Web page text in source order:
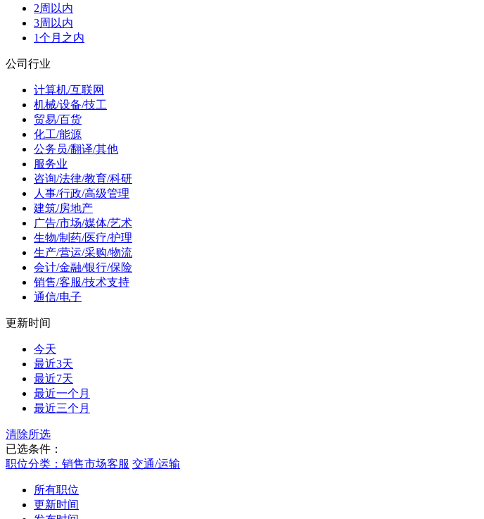
2周以内
3周以内
1个月之内
公司行业
计算机/互联网
机械/设备/技工
贸易/百货
化工/能源
公务员/翻译/其他
服务业
咨询/法律/教育/科研
人事/行政/高级管理
建筑/房地产
广告/市场/媒体/艺术
生物/制药/医疗/护理
生产/营运/采购/物流
会计/金融/银行/保险
销售/客服/技术支持
通信/电子
更新时间
今天
最近3天
最近7天
最近一个月
最近三个月
清除所选
已选条件：
职位分类：销售市场客服 交通/运输
所有职位
更新时间